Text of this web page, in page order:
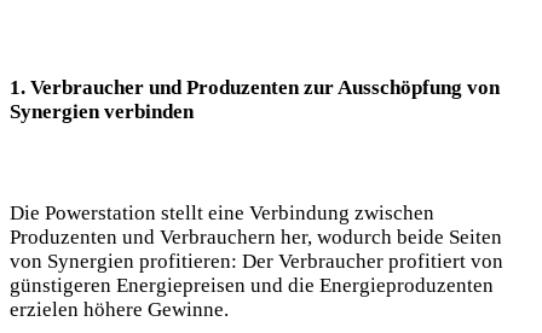
1. Verbraucher und Produzenten zur Ausschöpfung von
Synergien verbinden
Die Powerstation stellt eine Verbindung zwischen
Produzenten und Verbrauchern her, wodurch beide Seiten
von Synergien profitieren: Der Verbraucher profitiert von
günstigeren Energiepreisen und die Energieproduzenten
erzielen höhere Gewinne.